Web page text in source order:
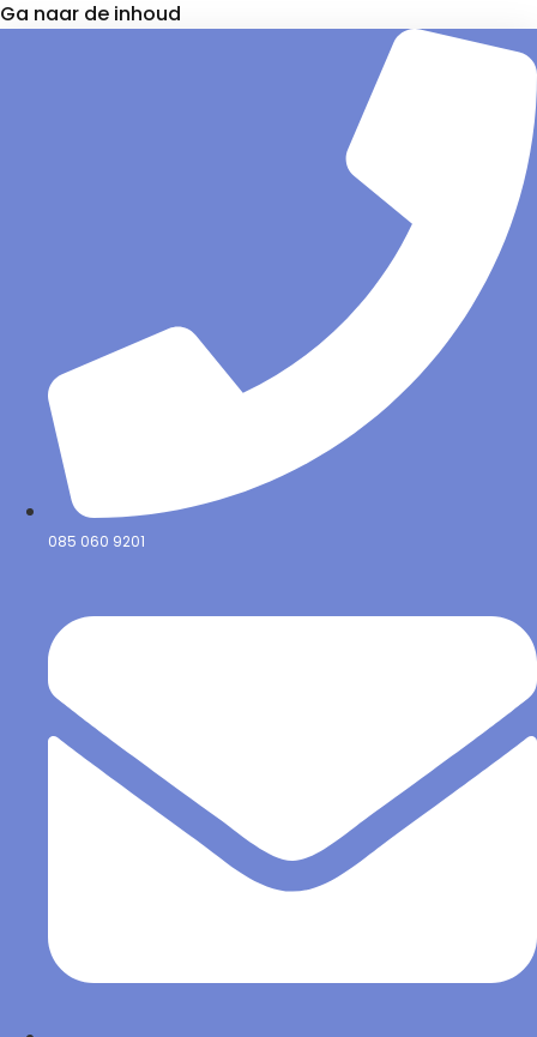
Ga naar de inhoud
085 060 9201